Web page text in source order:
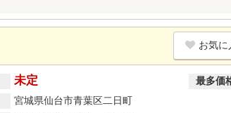
お気に
未定 最多価
宮城県仙台市青葉区二日町